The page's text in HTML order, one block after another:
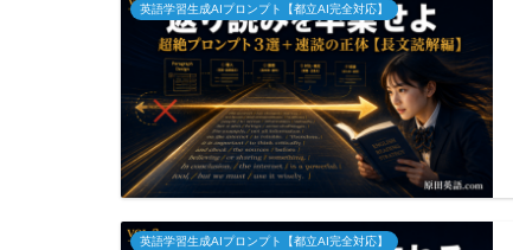
英語学習生成AIプロンプト【都立AI完全対応】
英語学習生成AIプロンプト【都立AI完全対応】